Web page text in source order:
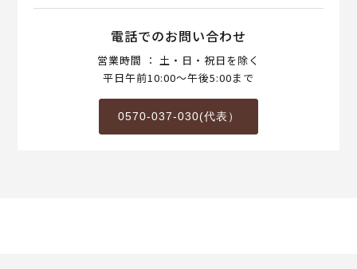
電話でのお問い合わせ
営業時間 ： 土・日・祝日を除く
平日午前10:00～午後5:00まで
0570-037-030(代表）